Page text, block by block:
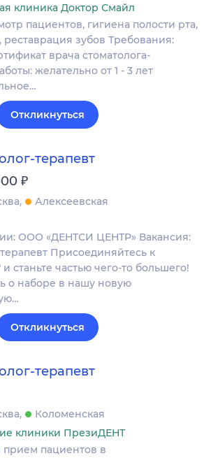
клиника Доктор Смайл
пациентов, гигиена полости рта,
зубов Требования:
врача стоматолога-
желательно от 1 - 3 лет
Откликнуться
терапевт
₽
Алексеевская
ООО «ДЕНТСИ ЦЕНТР» Вакансия:
Присоединяйтесь к
станьте частью чего-то большего!
о наборе в нашу новую
Откликнуться
терапевт
Коломенская
клиники ПрезиДЕНТ
прием пациентов в